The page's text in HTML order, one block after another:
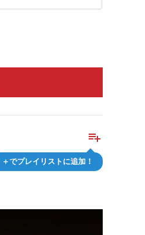
playlist_add
＋でプレイリストに追加！